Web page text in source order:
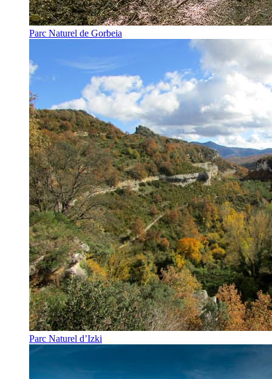
Parc Naturel de Gorbeia
Parc Naturel d’Izki